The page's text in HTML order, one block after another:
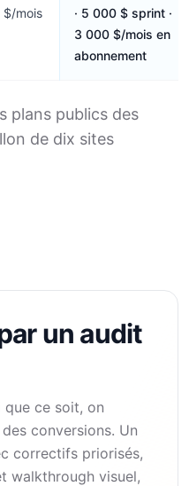
$/mois
· 5 000 $ sprint ·
3 000 $/mois en
abonnement
plans publics des
de dix sites
un audit
que ce soit, on
conversions. Un
correctifs priorisés,
walkthrough visuel,